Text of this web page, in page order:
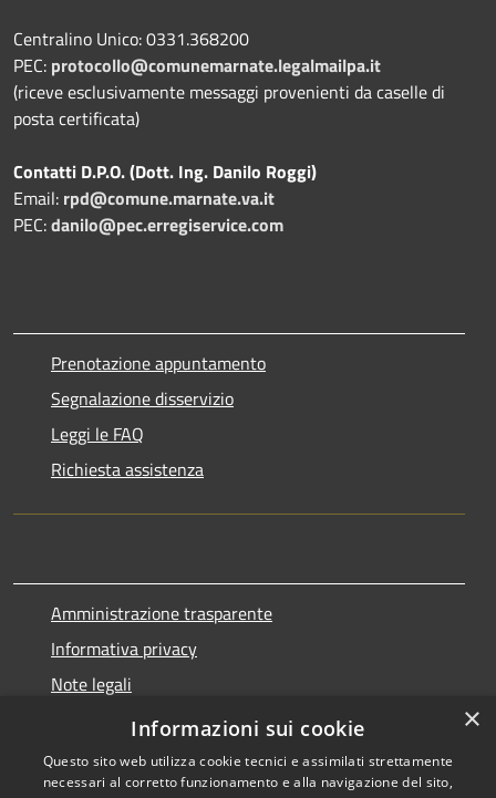
Centralino Unico: 0331.368200
PEC: protocollo@comunemarnate.legalmailpa.it
(riceve esclusivamente messaggi provenienti da caselle di
posta certificata)
Contatti D.P.O. (Dott. Ing. Danilo Roggi)
Email: rpd@comune.marnate.va.it
PEC:danilo@pec.erregiservice.com
Prenotazione appuntamento
Segnalazione disservizio
Leggi le FAQ
Richiesta assistenza
Amministrazione trasparente
Informativa privacy
Note legali
Dichiarazione di accessibilità
×
Informazioni sui cookie
Questo sito web utilizza cookie tecnici e assimilati strettamente
necessari al corretto funzionamento e alla navigazione del sito,